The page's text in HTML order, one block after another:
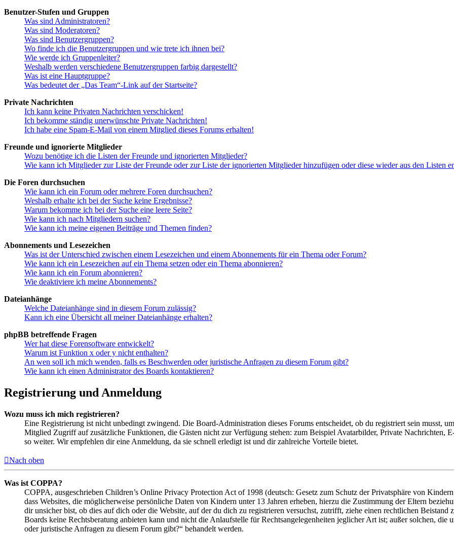
Benutzer-Stufen und Gruppen
Was sind Administratoren?
Was sind Moderatoren?
Was sind Benutzergruppen?
Wo finde ich die Benutzergruppen und wie trete ich ihnen bei?
Wie werde ich Gruppenleiter?
Weshalb werden verschiedene Benutzergruppen farbig dargestellt?
Was ist eine Hauptgruppe?
Was bedeutet der „Das Team“-Link auf der Startseite?
Private Nachrichten
Ich kann keine Privaten Nachrichten verschicken!
Ich bekomme ständig unerwünschte Private Nachrichten!
Ich habe eine Spam-E-Mail von einem Mitglied dieses Forums erhalten!
Freunde und ignorierte Mitglieder
Wozu benötige ich die Listen der Freunde und ignorierten Mitglieder?
Wie kann ich Mitglieder zur Liste der Freunde oder zur Liste der ignorierten Mitglieder hinzufügen oder diese wieder aus den Listen
Die Foren durchsuchen
Wie kann ich ein Forum oder mehrere Foren durchsuchen?
Weshalb erhalte ich bei der Suche keine Ergebnisse?
Warum bekomme ich bei der Suche eine leere Seite?
Wie kann ich nach Mitgliedern suchen?
Wie kann ich meine eigenen Beiträge und Themen finden?
Abonnements und Lesezeichen
Was ist der Unterschied zwischen einem Lesezeichen und einem Abonnements für ein Thema oder Forum?
Wie kann ich ein Lesezeichen auf ein Thema setzen oder ein Thema abonnieren?
Wie kann ich ein Forum abonnieren?
Wie deaktiviere ich meine Abonnements?
Dateianhänge
Welche Dateianhänge sind in diesem Forum zulässig?
Kann ich eine Übersicht all meiner Dateianhänge erhalten?
phpBB betreffende Fragen
Wer hat diese Forensoftware entwickelt?
Warum ist Funktion x oder y nicht enthalten?
An wen soll ich mich wenden, falls es Beschwerden oder juristische Anfragen zu diesem Forum gibt?
Wie kann ich einen Administrator des Boards kontaktieren?
Registrierung und Anmeldung
Wozu muss ich mich registrieren?
Eine Registrierung ist nicht unbedingt zwingend. Die Board-Administration dieses Forums entscheidet, ob du registriert sein musst,
Mitglied Zugriff auf zusätzliche Funktionen, die Gästen nicht zur Verfügung stehen: zum Beispiel Avatarbilder, Private Nachrichten,
so weiter. Wir empfehlen dir eine Anmeldung, da sie schnell erledigt ist und dir zahlreiche Vorteile bietet.
Nach oben
Was ist COPPA?
COPPA, ausgeschrieben Children’s Online Privacy Protection Act of 1998 (deutsch: Gesetz zum Schutz der Privatsphäre von
dass Websites, die möglicherweise persönliche Daten von Kindern unter 13 Jahren erheben, hierzu die Zustimmung der Eltern
dir unsicher bist, ob dies auf dich oder die Website, auf der du dich zu registrieren versuchst, zutrifft, ziehe einen rechtlichen
Boards keine Rechtsberatung anbieten kann und nicht die Anlaufstelle für Rechtsangelegenheiten jeglicher Art ist; außer solchen,
oder juristische Anfragen zu diesem Forum gibt?“ behandelt werden.